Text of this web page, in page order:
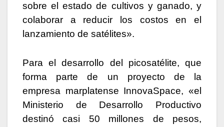
sobre el estado de cultivos y ganado, y
colaborar a reducir los costos en el
lanzamiento de satélites».
Para el desarrollo del picosatélite, que
forma parte de un proyecto de la
empresa marplatense InnovaSpace, «el
Ministerio de Desarrollo Productivo
destinó casi 50 millones de pesos,